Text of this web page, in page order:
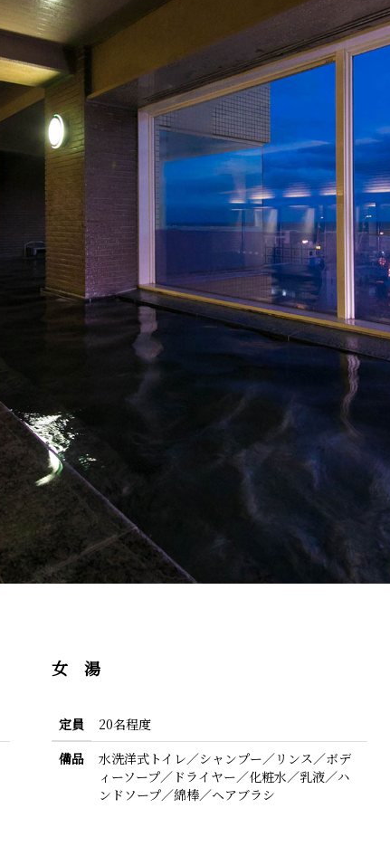
女 湯
定員
20名程度
備品
水洗洋式トイレ／シャンプー／リンス／ボデ
ィーソープ／ドライヤー／化粧水／乳液／ハ
ンドソープ／綿棒／ヘアブラシ